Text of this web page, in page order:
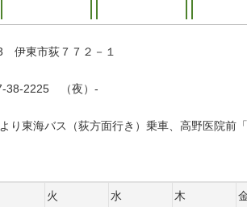
伊東市荻７７２－１
38-2225 （夜）-
り東海バス（荻方面行き）乗車、高野医院前
火 水 木